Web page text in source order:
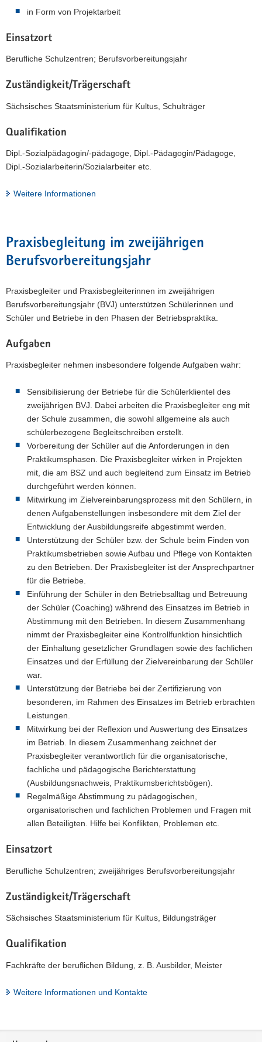
in Form von Projektarbeit
Einsatzort
Berufliche Schulzentren; Berufsvorbereitungsjahr
Zuständigkeit/Trägerschaft
Sächsisches Staatsministerium für Kultus, Schulträger
Qualifikation
Dipl.-Sozialpädagogin/-pädagoge, Dipl.-Pädagogin/Pädagoge,
Dipl.-Sozialarbeiterin/Sozialarbeiter etc.
Weitere Informationen
Praxisbegleitung im zweijährigen
Berufsvorbereitungsjahr
Praxisbegleiter und Praxisbegleiterinnen im zweijährigen
Berufsvorbereitungsjahr (BVJ) unterstützen Schülerinnen und
Schüler und Betriebe in den Phasen der Betriebspraktika.
Aufgaben
Praxisbegleiter nehmen insbesondere folgende Aufgaben wahr:
Sensibilisierung der Betriebe für die Schülerklientel des
zweijährigen BVJ. Dabei arbeiten die Praxisbegleiter eng mit
der Schule zusammen, die sowohl allgemeine als auch
schülerbezogene Begleitschreiben erstellt.
Vorbereitung der Schüler auf die Anforderungen in den
Praktikumsphasen. Die Praxisbegleiter wirken in Projekten
mit, die am BSZ und auch begleitend zum Einsatz im Betrieb
durchgeführt werden können.
Mitwirkung im Zielvereinbarungsprozess mit den Schülern, in
denen Aufgabenstellungen insbesondere mit dem Ziel der
Entwicklung der Ausbildungsreife abgestimmt werden.
Unterstützung der Schüler bzw. der Schule beim Finden von
Praktikumsbetrieben sowie Aufbau und Pflege von Kontakten
zu den Betrieben. Der Praxisbegleiter ist der Ansprechpartner
für die Betriebe.
Einführung der Schüler in den Betriebsalltag und Betreuung
der Schüler (Coaching) während des Einsatzes im Betrieb in
Abstimmung mit den Betrieben. In diesem Zusammenhang
nimmt der Praxisbegleiter eine Kontrollfunktion hinsichtlich
der Einhaltung gesetzlicher Grundlagen sowie des fachlichen
Einsatzes und der Erfüllung der Zielvereinbarung der Schüler
war.
Unterstützung der Betriebe bei der Zertifizierung von
besonderen, im Rahmen des Einsatzes im Betrieb erbrachten
Leistungen.
Mitwirkung bei der Reflexion und Auswertung des Einsatzes
im Betrieb. In diesem Zusammenhang zeichnet der
Praxisbegleiter verantwortlich für die organisatorische,
fachliche und pädagogische Berichterstattung
(Ausbildungsnachweis, Praktikumsberichtsbögen).
Regelmäßige Abstimmung zu pädagogischen,
organisatorischen und fachlichen Problemen und Fragen mit
allen Beteiligten. Hilfe bei Konflikten, Problemen etc.
Einsatzort
Berufliche Schulzentren; zweijähriges Berufsvorbereitungsjahr
Zuständigkeit/Trägerschaft
Sächsisches Staatsministerium für Kultus, Bildungsträger
Qualifikation
Fachkräfte der beruflichen Bildung, z. B. Ausbilder, Meister
Weitere Informationen und Kontakte
Footer-